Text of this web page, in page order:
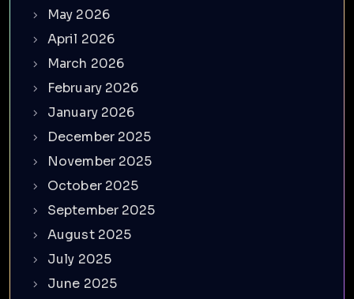
May 2026
April 2026
March 2026
February 2026
January 2026
December 2025
November 2025
October 2025
September 2025
August 2025
July 2025
June 2025